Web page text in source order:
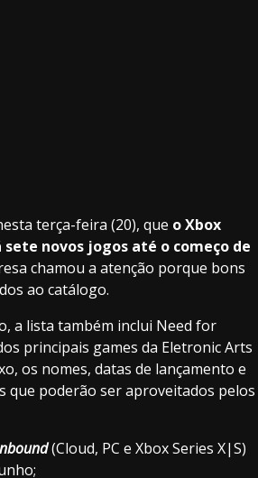
terça-feira (20), que o Xbox
sete novos jogos até o começo de
chamou a atenção porque bons
ao catálogo.
a lista também inclui Need for
principais games da Eletronic Arts
os nomes, datas de lançamento e
que poderão ser aproveitados pelos
(Cloud, PC e Xbox Series X|S)